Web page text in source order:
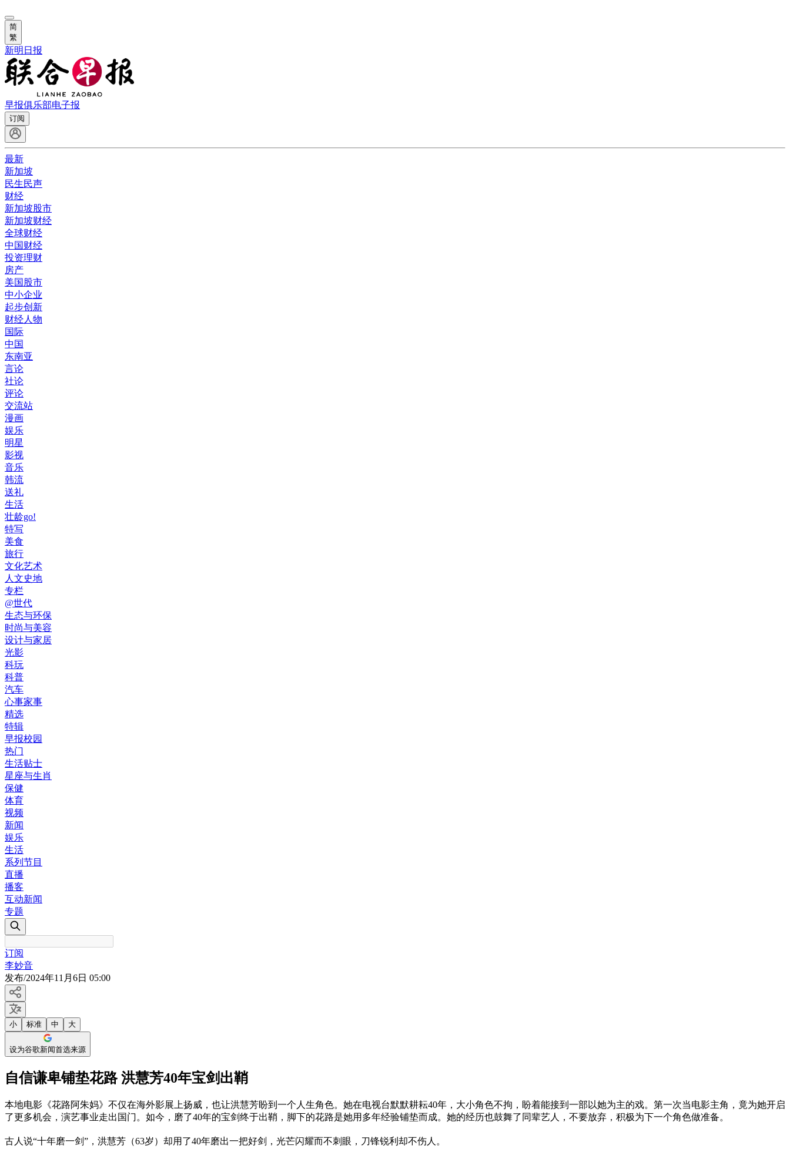
简
繁
新明日报
早报俱乐部电子报
订阅
最新
新加坡
民生民声
财经
新加坡股市
新加坡财经
全球财经
中国财经
投资理财
房产
美国股市
中小企业
起步创新
财经人物
国际
中国
东南亚
言论
社论
评论
交流站
漫画
娱乐
明星
影视
音乐
韩流
送礼
生活
壮龄go!
特写
美食
旅行
文化艺术
人文史地
专栏
@世代
生态与环保
时尚与美容
设计与家居
光影
科玩
科普
汽车
心事家事
精选
特辑
早报校园
热门
生活贴士
星座与生肖
保健
体育
视频
新闻
娱乐
生活
系列节目
直播
播客
互动新闻
专题
订阅
李妙音
发布/2024年11月6日 05:00
小 标准 中 大
设为谷歌新闻首选来源
自信谦卑铺垫花路 洪慧芳40年宝剑出鞘
本地电影《花路阿朱妈》不仅在海外影展上扬威，也让洪慧芳盼到一个人生角色。她在电视台默默耕耘40年，大小角色不拘，盼着能接到一部以她为主的戏。第一次当电影主角，竟为她开启
了更多机会，演艺事业走出国门。如今，磨了40年的宝剑终于出鞘，脚下的花路是她用多年经验铺垫而成。她的经历也鼓舞了同辈艺人，不要放弃，积极为下一个角色做准备。
古人说“十年磨一剑”，洪慧芳（63岁）却用了40年磨出一把好剑，光芒闪耀而不刺眼，刀锋锐利却不伤人。